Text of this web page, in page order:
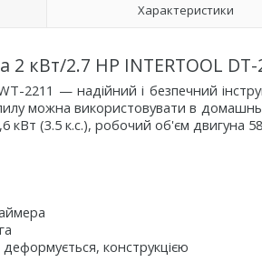
Характеристики
кВт/2.7 HP INTERTOOL DT-
2211 — надійний і безпечний
можна використовувати в
кВт (3.5 к.с.), робочий об'єм двигуна
конструкцією